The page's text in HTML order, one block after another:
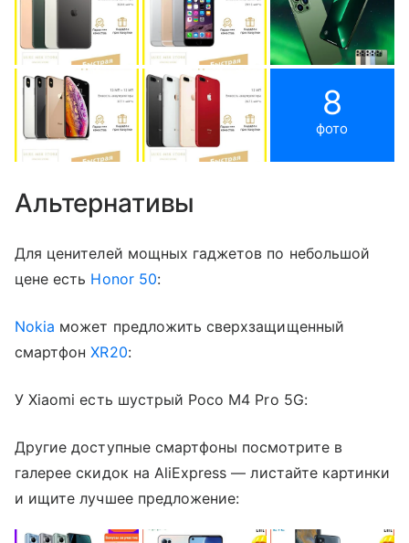
8
фото
Альтернативы
Для ценителей мощных гаджетов по небольшой
цене есть Honor 50:
Nokia может предложить сверхзащищенный
смартфонXR20:
У Xiaomi есть шустрый Poco M4 Pro 5G:
Другие доступные смартфоны посмотрите в
галерее скидок на AliExpress — листайте картинки
и ищите лучшее предложение: